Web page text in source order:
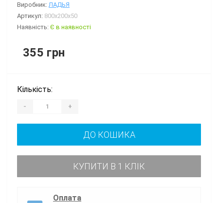
Виробник: ЛАДЬЯ
Артикул: 800х200х50
Наявність: Є в наявності
355 грн
Кількість:
- +
ДО КОШИКА
КУПИТИ В 1 КЛІК
Оплата